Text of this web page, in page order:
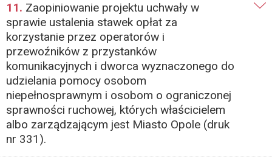
11. Zaopiniowanie projektu uchwały w
sprawie ustalenia stawek opłat za
korzystanie przez operatorów i
przewoźników z przystanków
komunikacyjnych i dworca wyznaczonego do
udzielania pomocy osobom
niepełnosprawnym i osobom o ograniczonej
sprawności ruchowej, których właścicielem
albo zarządzającym jest Miasto Opole (druk
nr 331).